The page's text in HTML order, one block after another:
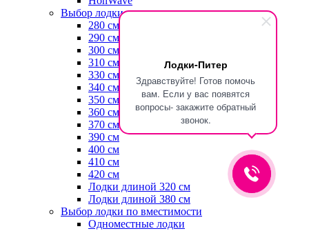
Лодки-Питер
Здравствуйте! Готов помочь
вам. Если у вас появятся
вопросы- закажите обратный
звонок.
Выбор лодки по длине
280 см
290 см
300 см
310 см
330 см
340 см
350 см
360 см
370 см
390 см
400 см
410 см
420 см
Лодки длиной 320 см
Лодки длиной 380 см
Выбор лодки по вместимости
Одноместные лодки